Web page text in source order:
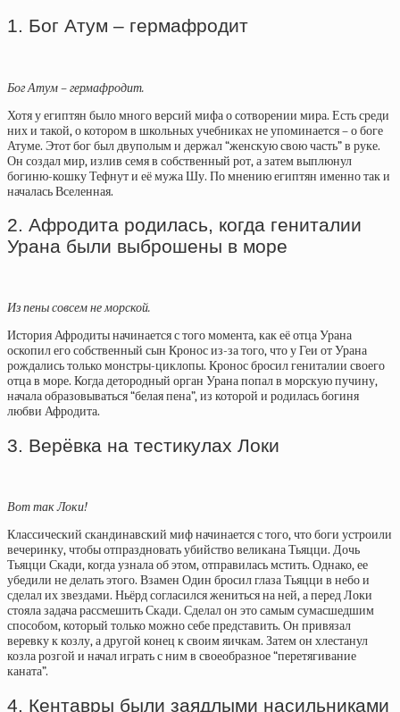
1. Бог Атум – гермафродит
Бог Атум – гермафродит.
Хотя у египтян было много версий мифа о сотворении мира. Есть среди
них и такой, о котором в школьных учебниках не упоминается – о боге
Атуме. Этот бог был двуполым и держал “женскую свою часть” в руке.
Он создал мир, излив семя в собственный рот, а затем выплюнул
богиню-кошку Тефнут и её мужа Шу. По мнению египтян именно так и
началась Вселенная.
2. Афродита родилась, когда гениталии
Урана были выброшены в море
Из пены совсем не морской.
История Афродиты начинается с того момента, как её отца Урана
оскопил его собственный сын Кронос из-за того, что у Геи от Урана
рождались только монстры-циклопы. Кронос бросил гениталии своего
отца в море. Когда детородный орган Урана попал в морскую пучину,
начала образовываться “белая пена”, из которой и родилась богиня
любви Афродита.
3. Верёвка на тестикулах Локи
Вот так Локи!
Классический скандинавский миф начинается с того, что боги устроили
вечеринку, чтобы отпраздновать убийство великана Тьяцци. Дочь
Тьяцци Скади, когда узнала об этом, отправилась мстить. Однако, ее
убедили не делать этого. Взамен Один бросил глаза Тьяцци в небо и
сделал их звездами. Ньёрд согласился жениться на ней, а перед Локи
стояла задача рассмешить Скади. Сделал он это самым сумасшедшим
способом, который только можно себе представить. Он привязал
веревку к козлу, а другой конец к своим яичкам. Затем он хлестанул
козла розгой и начал играть с ним в своеобразное “перетягивание
каната”.
4. Кентавры были заядлыми насильниками